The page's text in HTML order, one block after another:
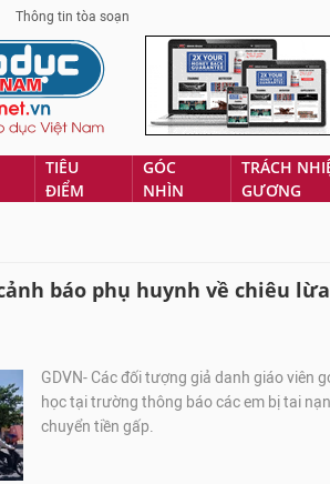
Thông tin tòa soạn
TIÊU
ĐIỂM
GÓC
NHÌN
TRÁCH
GƯƠNG
báo phụ huynh về chiêu
GDVN- Các đối tượng giả danh giáo viên
học tại trường thông báo các em bị tai
chuyển tiền gấp.